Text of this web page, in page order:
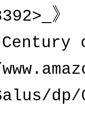
_》
dp/